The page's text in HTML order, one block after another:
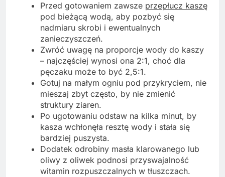
Przed gotowaniem zawsze przepłucz kaszę
pod bieżącą wodą, aby pozbyć się
nadmiaru skrobi i ewentualnych
zanieczyszczeń.
Zwróć uwagę na proporcje wody do kaszy
– najczęściej wynosi ona 2:1, choć dla
pęczaku może to być 2,5:1.
Gotuj na małym ogniu pod przykryciem, nie
mieszaj zbyt często, by nie zmienić
struktury ziaren.
Po ugotowaniu odstaw na kilka minut, by
kasza wchłonęła resztę wody i stała się
bardziej puszysta.
Dodatek odrobiny masła klarowanego lub
oliwy z oliwek podnosi przyswajalność
witamin rozpuszczalnych w tłuszczach.